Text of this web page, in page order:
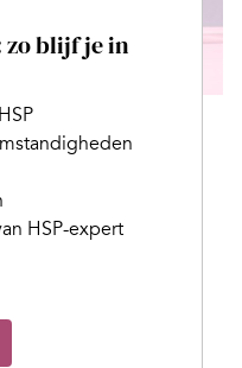
zo blijf je in
HSP-expert